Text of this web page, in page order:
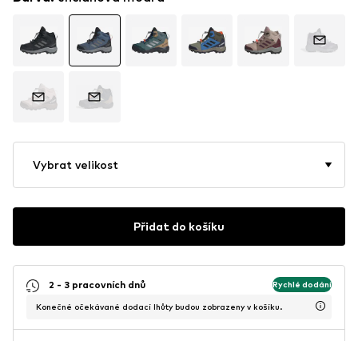
Vybrat velikost
Přidat do košíku
2 - 3 pracovních dnů Rychlé dodání
Konečné očekávané dodací lhůty budou zobrazeny v košíku.